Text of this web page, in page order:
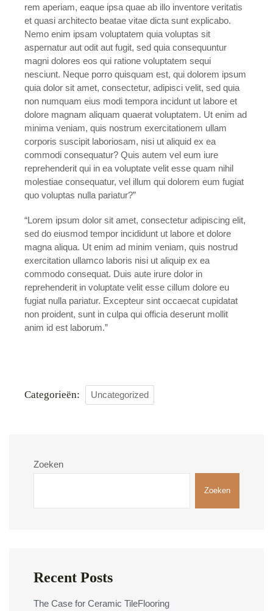
rem aperiam, eaque ipsa quae ab illo inventore veritatis
et quasi architecto beatae vitae dicta sunt explicabo.
Nemo enim ipsam voluptatem quia voluptas sit
aspernatur aut odit aut fugit, sed quia consequuntur
magni dolores eos qui ratione voluptatem sequi
nesciunt. Neque porro quisquam est, qui dolorem ipsum
quia dolor sit amet, consectetur, adipisci velit, sed quia
non numquam eius modi tempora incidunt ut labore et
dolore magnam aliquam quaerat voluptatem. Ut enim ad
minima veniam, quis nostrum exercitationem ullam
corporis suscipit laboriosam, nisi ut aliquid ex ea
commodi consequatur? Quis autem vel eum iure
reprehenderit qui in ea voluptate velit esse quam nihil
molestiae consequatur, vel illum qui dolorem eum fugiat
quo voluptas nulla pariatur?”
“Lorem ipsum dolor sit amet, consectetur adipiscing elit,
sed do eiusmod tempor incididunt ut labore et dolore
magna aliqua. Ut enim ad minim veniam, quis nostrud
exercitation ullamco laboris nisi ut aliquip ex ea
commodo consequat. Duis aute irure dolor in
reprehenderit in voluptate velit esse cillum dolore eu
fugiat nulla pariatur. Excepteur sint occaecat cupidatat
non proident, sunt in culpa qui officia deserunt mollit
anim id est laborum.”
Categorieën: Uncategorized
Zoeken
Zoeken
Recent Posts
The Case for Ceramic TileFlooring